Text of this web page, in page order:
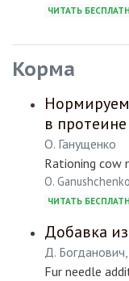
ЧИТАТЬ
Корма
в протеине
О. Ганущенко
Rationing cow
O. Ganushchenko
ЧИТАТЬ
Добавка
Д.
Fur needle